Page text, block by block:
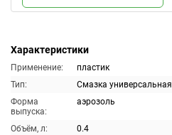
Характеристики
Применение:
пластик
Тип:
Смазка универсальная
Форма
выпуска:
аэрозоль
Объём, л:
0.4